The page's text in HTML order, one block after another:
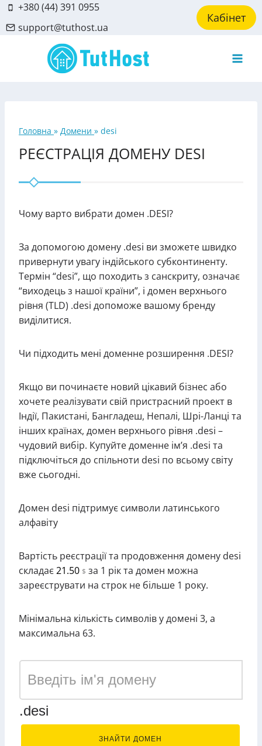
Skip
to
content
+380 (44) 391 0955
support@tuthost.ua
Кабінет
Головна » Домени » desi
РЕЄСТРАЦІЯ ДОМЕНУ DESI
Чому варто вибрати домен .DESI?
За допомогою домену .desi ви зможете швидко
привернути увагу індійського субконтиненту.
Термін “desi”, що походить з санскриту, означає
“виходець з нашої країни”, і домен верхнього
рівня (TLD) .desi допоможе вашому бренду
виділитися.
Чи підходить мені доменне розширення .DESI?
Якщо ви починаєте новий цікавий бізнес або
хочете реалізувати свій пристрасний проект в
Індії, Пакистані, Бангладеш, Непалі, Шрі-Ланці та
інших країнах, домен верхнього рівня .desi –
чудовий вибір. Купуйте доменне ім’я .desi та
підключіться до спільноти desi по всьому світу
вже сьогодні.
Домен desi підтримує символи латинського
алфавіту
Вартість реєстрації та продовження домену desi
складає21.50 $ за 1 рік та домен можна
зареєструвати на строк не більше 1 року.
Мінімальна кількість символів у домені 3, а
максимальна 63.
.desi
ЗНАЙТИ ДОМЕН